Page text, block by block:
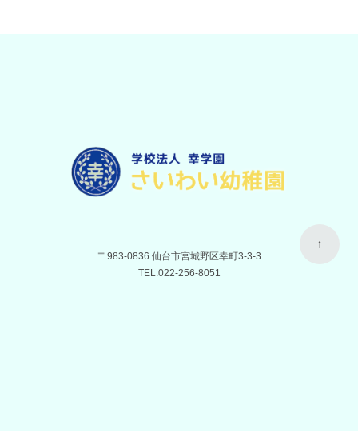
↑
〒983-0836 仙台市宮城野区幸町3-3-3
TEL. 022-256-8051